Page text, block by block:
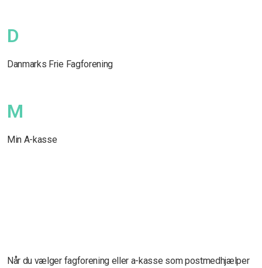
D
Danmarks Frie Fagforening
M
Min A-kasse
Når du vælger fagforening eller a-kasse som postmedhjælper